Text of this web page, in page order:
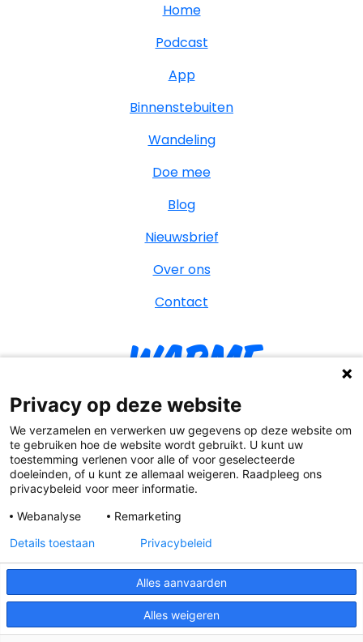
Home
Podcast
App
Binnenstebuiten
Wandeling
Doe mee
Blog
Nieuwsbrief
Over ons
Contact
Warme
William
Facebook
Algemene voorwaarden
Warme William ©
Privacy op deze website
We verzamelen en verwerken uw gegevens op deze website om
te gebruiken hoe de website wordt gebruikt. U kunt uw
toestemming verlenen voor alle of voor geselecteerde
doeleinden, of u kunt ze allemaal weigeren. Raadpleeg ons
privacybeleid voor meer informatie.
Webanalyse
Remarketing
Alles aanvaarden
Alles weigeren
Details toestaan Privacybeleid